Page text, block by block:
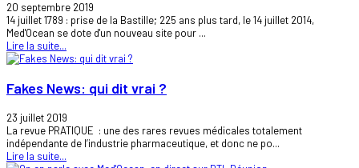
20 septembre 2019
14 juillet 1789 : prise de la Bastille; 225 ans plus tard, le 14 juillet 2014,
Med'Ocean se dote d'un nouveau site pour ...
Lire la suite...
Fakes News: qui dit vrai ?
23 juillet 2019
La revue PRATIQUE : une des rares revues médicales totalement
indépendante de l’industrie pharmaceutique, et donc ne po...
Lire la suite...